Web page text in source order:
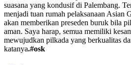
suasana yang kondusif di Palembang.
menjadi tuan rumah pelaksanaan Asian
akan memberikan preseden buruk bila
aman. Saya harap, semua memiliki
mewujudkan pilkada yang berkualitas
katanya.#osk